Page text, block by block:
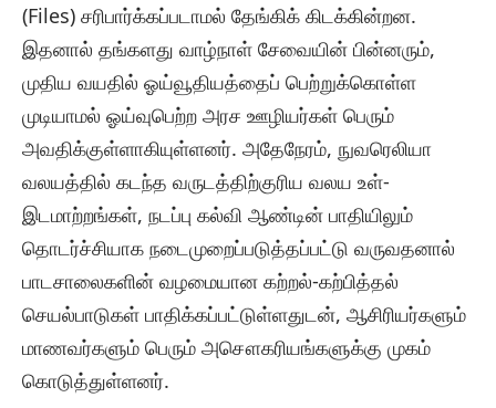
(Files) சரிபார்க்கப்படாமல் தேங்கிக் கிடக்கின்றன.
இதனால் தங்களது வாழ்நாள் சேவையின் பின்னரும்,
முதிய வயதில் ஓய்வூதியத்தைப் பெற்றுக்கொள்ள
முடியாமல் ஓய்வுபெற்ற அரச ஊழியர்கள் பெரும்
அவதிக்குள்ளாகியுள்ளனர். அதேநேரம், நுவரெலியா
வலயத்தில் கடந்த வருடத்திற்குரிய வலய உள்-
இடமாற்றங்கள், நடப்பு கல்வி ஆண்டின் பாதியிலும்
தொடர்ச்சியாக நடைமுறைப்படுத்தப்பட்டு வருவதனால்
பாடசாலைகளின் வழமையான கற்றல்-கற்பித்தல்
செயல்பாடுகள் பாதிக்கப்பட்டுள்ளதுடன், ஆசிரியர்களும்
மாணவர்களும் பெரும் அசௌகரியங்களுக்கு முகம்
கொடுத்துள்ளனர்.